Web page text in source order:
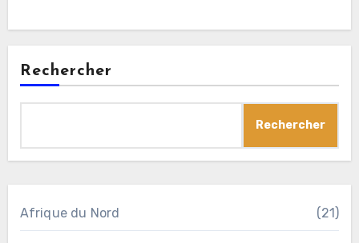
Rechercher
Rechercher
Afrique du Nord (21)